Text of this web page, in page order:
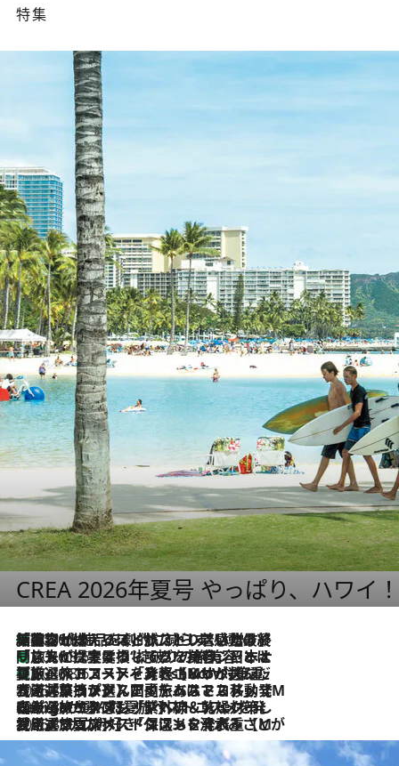
特集
CREA 2026年夏号 やっぱり、ハワイ
2026.8.6
「荷物が増えるほど旅ストレスは増す」美容ジャーナリストがたどり着いた最終結論。“化粧品を劇的に減らす”感動の凝縮美容とは
2026.8.6
「旅先には金髪ウィッグを持参」日本と同じメイクでは損してる!? 美容ジャーナリストが提案する“掟破りの旅美容”とは
2026.8.6
【厳選旅コスメ】「身軽さ＆UV対策重視！」ヘアアーティストshucoが選んだ夏旅ベストコスメを発表【Mサイズジップ】
2026.8.5
【厳選旅コスメ】国内をあちこち移動する河井菜摘が選んだ夏旅ベストコスメ発表！「リラックスアイテムはマスト」【Mサイズジップ】
2026.8.4
【厳選旅コスメ】「紫外線＆乾燥対策しながらメイク感も！」ヘア＆メイクGeorgeが選んだ夏旅ベストコスメを発表！【Mサイズジップ】
2026.8.3
【厳選旅コスメ】「保湿もタイパ重視！」“サウナ好き”タレント清水みさとが愛用する夏旅ベストコスメを発表！【Mサイズジップ】